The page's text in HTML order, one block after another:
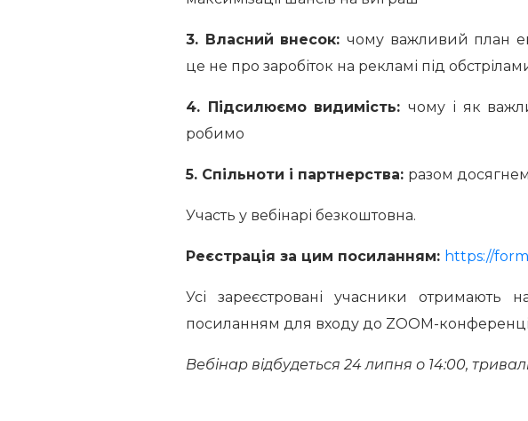
3. Власний внесок: чому важливий план
це не про заробіток на рекламі під
4. Підсилюємо видимість:чому і як
робимо
5. Спільноти і партнерства: разом
Участь у вебінарі безкоштовна.
Реєстрація за цим посиланням: https://
Усі зареєстровані учасники отримають
посиланням для входу до ZOOM-
Вебінар відбудеться 24 липня о 14:00,